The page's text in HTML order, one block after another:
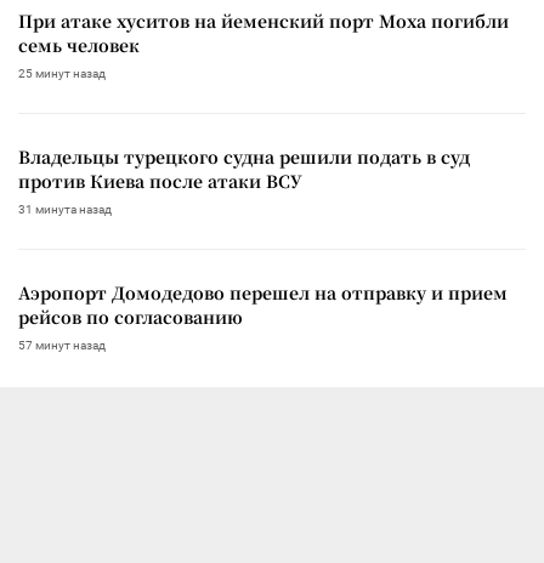
При атаке хуситов на йеменский порт Моха погибли
семь человек
25 минут назад
Владельцы турецкого судна решили подать в суд
против Киева после атаки ВСУ
31 минута назад
Аэропорт Домодедово перешел на отправку и прием
рейсов по согласованию
57 минут назад